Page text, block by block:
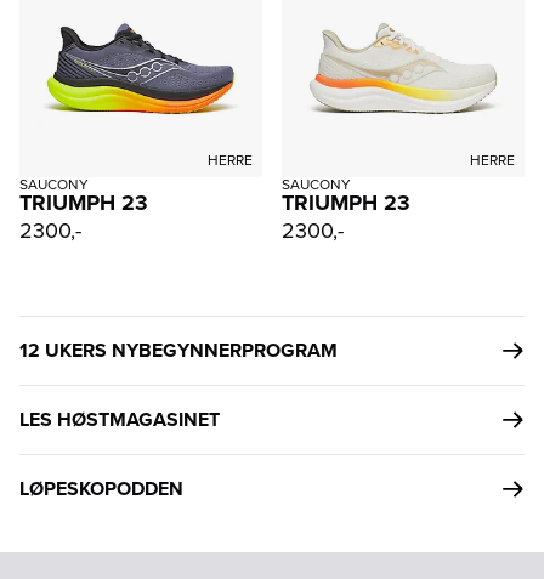
HERRE
SAUCONY
TRIUMPH 23
2300,-
HERRE
SAUCONY
TRIUMPH 23
2300,-
12 UKERS NYBEGYNNERPROGRAM
LES HØSTMAGASINET
LØPESKOPODDEN